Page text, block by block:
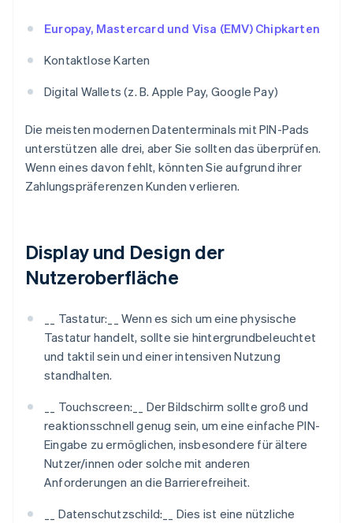
Europay, Mastercard und Visa (EMV) Chipkarten
Kontaktlose Karten
Digital Wallets (z. B. Apple Pay, Google Pay)
Die meisten modernen Datenterminals mit PIN-Pads
unterstützen alle drei, aber Sie sollten das überprüfen.
Wenn eines davon fehlt, könnten Sie aufgrund ihrer
Zahlungspräferenzen Kunden verlieren.
Display und Design der
Nutzeroberfläche
__ Tastatur:__ Wenn es sich um eine physische
Tastatur handelt, sollte sie hintergrundbeleuchtet
und taktil sein und einer intensiven Nutzung
standhalten.
__ Touchscreen:__ Der Bildschirm sollte groß und
reaktionsschnell genug sein, um eine einfache PIN-
Eingabe zu ermöglichen, insbesondere für ältere
Nutzer/innen oder solche mit anderen
Anforderungen an die Barrierefreiheit.
__ Datenschutzschild:__ Dies ist eine nützliche